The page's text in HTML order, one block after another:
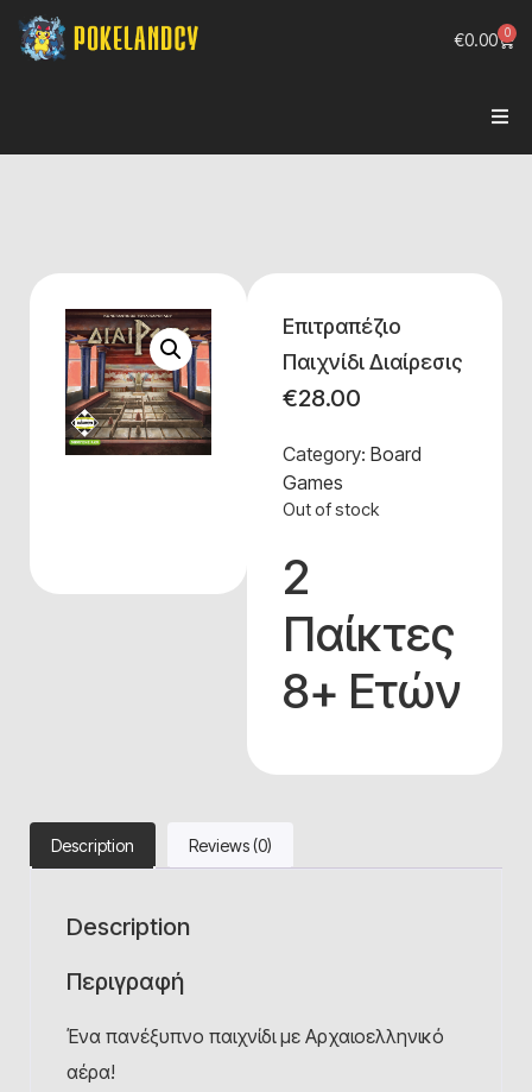
€0.00 0
Επιτραπέζιο
Παιχνίδι Διαίρεσις
€28.00
Category: Board
Games
Out of stock
2
Παίκτες
8+ Ετών
Description Reviews (0)
Description
Περιγραφή
Ένα πανέξυπνο παιχνίδι με Αρχαιοελληνικό
αέρα!